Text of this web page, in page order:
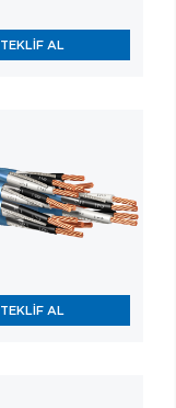
TEKLİF AL
TEKLİF AL